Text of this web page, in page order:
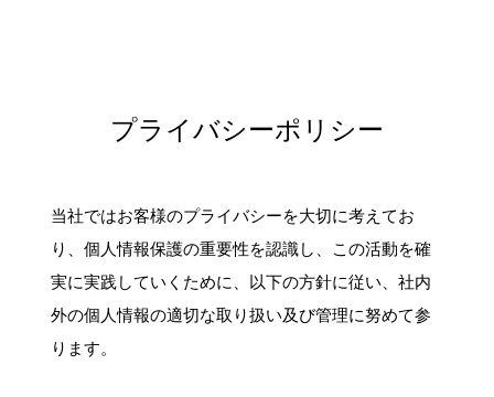
プライバシーポリシー
当社ではお客様のプライバシーを大切に考えてお
り、個人情報保護の重要性を認識し、この活動を確
実に実践していくために、以下の方針に従い、社内
外の個人情報の適切な取り扱い及び管理に努めて参
ります。